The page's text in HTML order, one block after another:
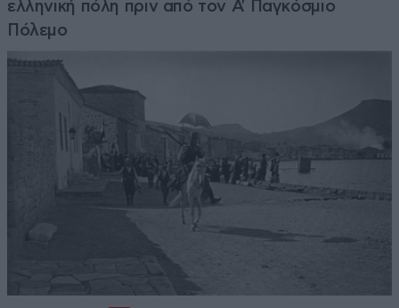
ελληνική πόλη πριν από τον Α' Παγκόσμιο
Πόλεμο